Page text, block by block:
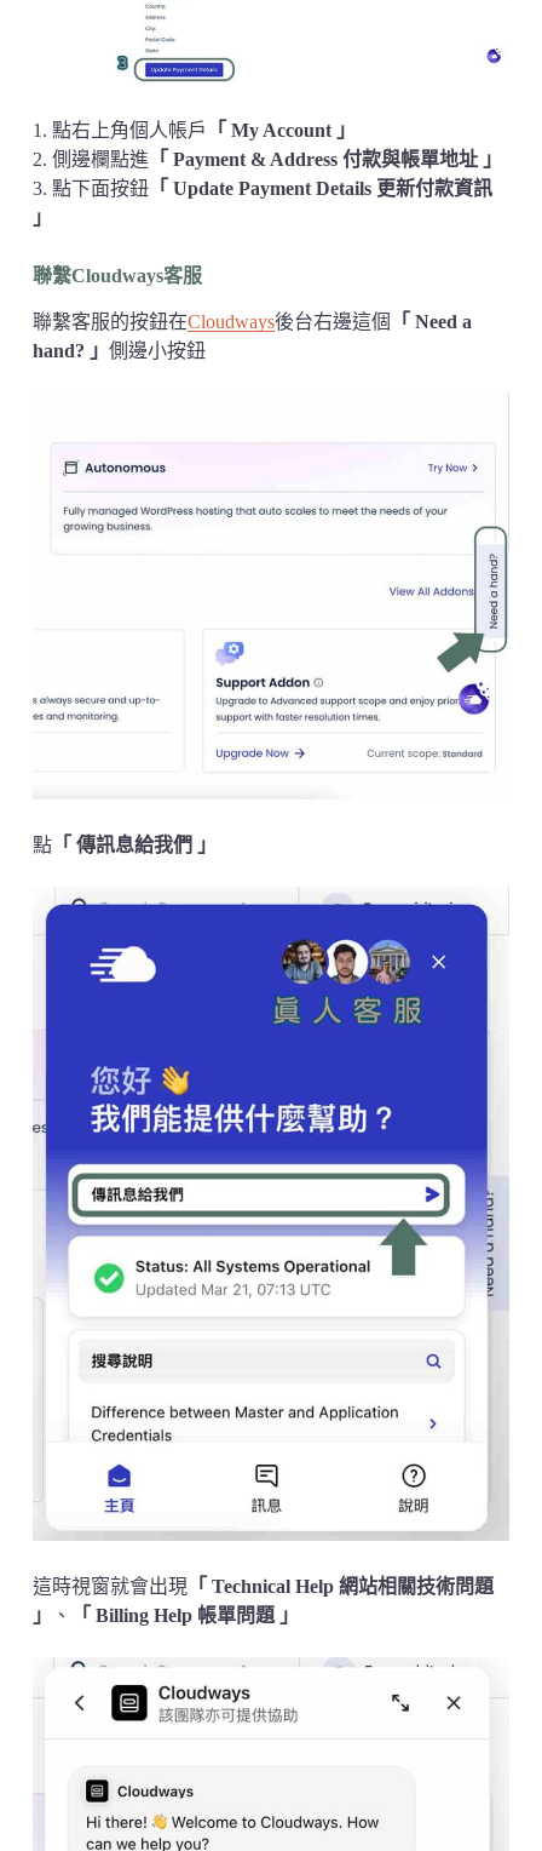
1. 點右上角個人帳戶
「 My Account 」
2. 側邊欄點進「 Payment & Address 付款與帳單地址 」
3. 點下面按鈕「 Update PaymentDetails 更新付款資訊
」
聯繫Cloudways客服
聯繫客服的按鈕在Cloudways後台右邊這個
「 Need a
hand? 」 側邊小按鈕
點「 傳訊息給我們 」
這時視窗就會出現「 Technical Help 網站相關技術問題
」
、 「 Billing Help 帳單問題 」